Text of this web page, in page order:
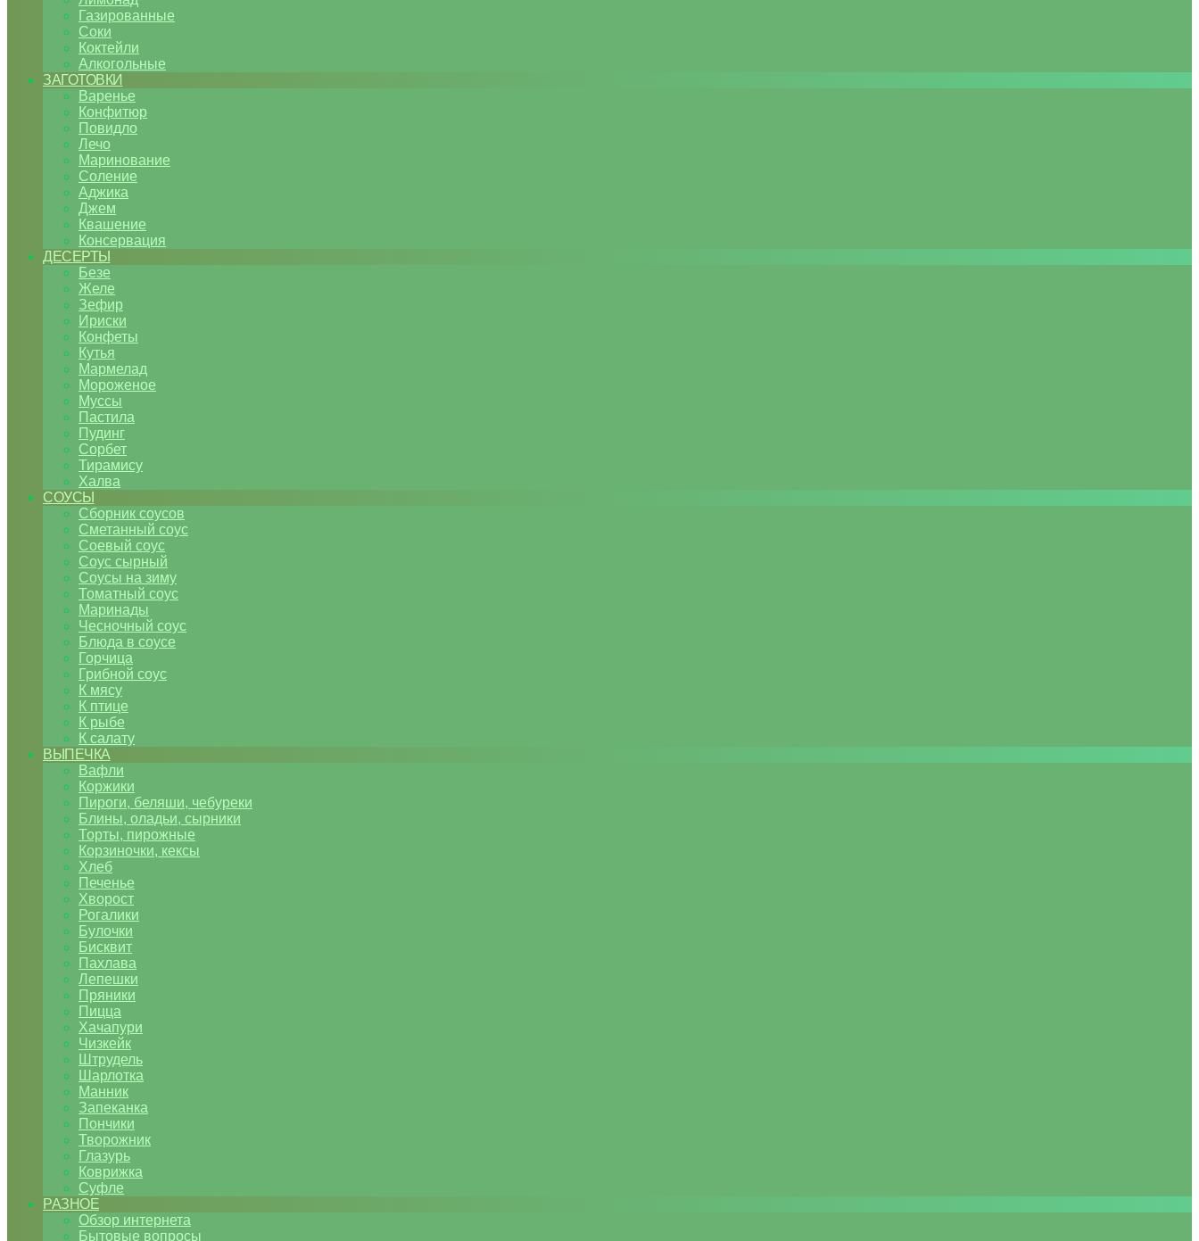
Газированные
Соки
Коктейли
Алкогольные
ЗАГОТОВКИ
Варенье
Конфитюр
Повидло
Лечо
Маринование
Соление
Аджика
Джем
Квашение
Консервация
ДЕСЕРТЫ
Безе
Желе
Зефир
Ириски
Конфеты
Кутья
Мармелад
Мороженое
Муссы
Пастила
Пудинг
Сорбет
Тирамису
Халва
СОУСЫ
Сборник соусов
Сметанный соус
Соевый соус
Соус сырный
Соусы на зиму
Томатный соус
Маринады
Чесночный соус
Блюда в соусе
Горчица
Грибной соус
К мясу
К птице
К рыбе
К салату
ВЫПЕЧКА
Вафли
Коржики
Пироги, беляши, чебуреки
Блины, оладьи, сырники
Торты, пирожные
Корзиночки, кексы
Хлеб
Печенье
Хворост
Рогалики
Булочки
Бисквит
Пахлава
Лепешки
Пряники
Пицца
Хачапури
Чизкейк
Штрудель
Шарлотка
Манник
Запеканка
Пончики
Творожник
Глазурь
Коврижка
Суфле
РАЗНОЕ
Обзор интернета
Бытовые вопросы